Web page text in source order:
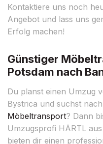
Kontaktiere uns noch
Angebot und lass uns
Erfolg machen!
Günstiger
Potsdam nach
Du planst einen Umzug
Bystrica und suchst
Möbeltransport? Dann
Umzugsprofi HÄRTL
bieten dir einen